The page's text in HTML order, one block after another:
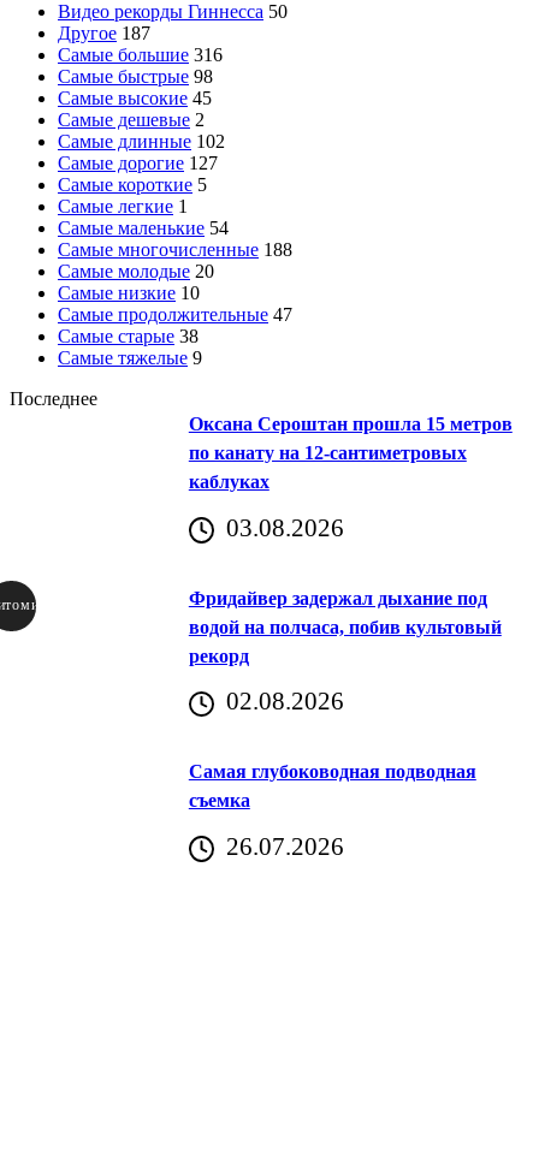
Видео рекорды Гиннесса 50
Другое 187
Самые большие 316
Самые быстрые 98
Самые высокие 45
Самые дешевые 2
Самые длинные 102
Самые дорогие 127
Самые короткие 5
Самые легкие 1
Самые маленькие 54
Самые многочисленные 188
Самые молодые 20
Самые низкие 10
Самые продолжительные 47
Самые старые 38
Самые тяжелые 9
Последнее
Оксана Сероштан прошла 15 метров
по канату на 12-сантиметровых
каблуках
03.08.2026
Фридайвер задержал дыхание под
водой на полчаса, побив культовый
рекорд
02.08.2026
Самая глубоководная подводная
съемка
26.07.2026